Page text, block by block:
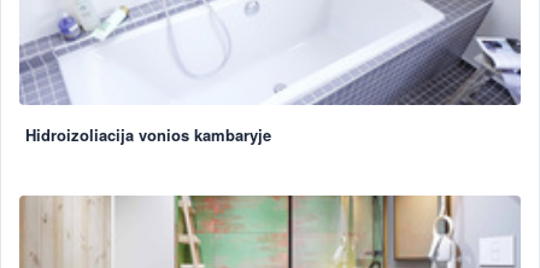
Hidroizoliacija vonios kambaryje